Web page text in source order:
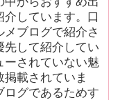
しています。口
メブログで紹介さ
先して紹介してい
ーされていない魅
載されていま
ログであるためす